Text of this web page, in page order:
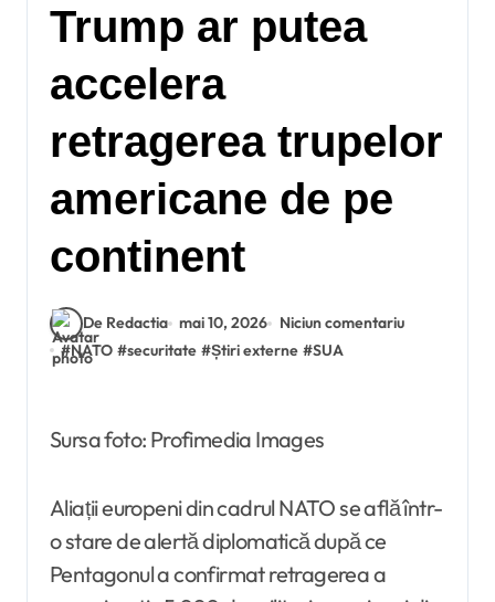
Trump ar putea
accelera
retragerea trupelor
americane de pe
continent
De Redactia mai 10, 2026
Niciun comentariu
#NATO #securitate #Știri externe #SUA
Sursa foto: Profimedia Images
Aliații europeni din cadrul NATO se află într-
o stare de alertă diplomatică după ce
Pentagonul a confirmat retragerea a